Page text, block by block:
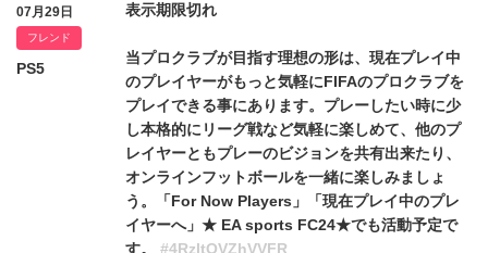
07月29日
フレンド
PS5
表示期限切れ
当プロクラブが目指す理想の形は、現在プレイ中
のプレイヤーがもっと気軽にFIFAのプロクラブを
プレイできる事にあります。プレーしたい時に少
し本格的にリーグ戦など気軽に楽しめて、他のプ
レイヤーともプレーのビジョンを共有出来たり、
オンラインフットボールを一緒に楽しみましょ
う。「For Now Players」「現在プレイ中のプレ
イヤーへ」★ EA sports FC24★でも活動予定で
す。 #4RzltOVZhVVFR